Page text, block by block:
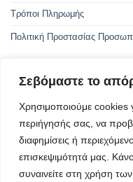
Σεβόμαστε το
Χρησιμοποιούμε cookies
περιήγησής σας, να
διαφημίσεις ή
επισκεψιμότητά μας.
συναινείτε στη χρήση
Τρόποι Πληρωμής
Πολιτική Προστασίας
Με την συγχρηματοδότηση
ΑμεΑ - Οδηγός